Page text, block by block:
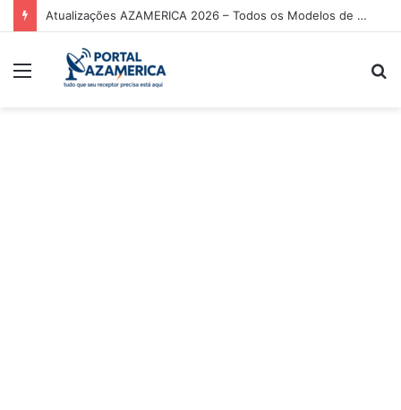
Atualizações AZAMERICA 2026 – Todos os Modelos de Receptores AZAMERICA